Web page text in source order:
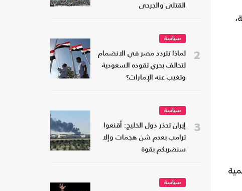
القتلى والجرحى
2
سياسة
لماذا تتردد مصر في الانضمام
لتحالف بحري تقوده السعودية
وتغيب عنه الإمارات؟
3
سياسة
إيران تحذر دول الخليج: أقنعوا
ترامب بعدم شن هجمات وإلا
سنضربكم بقوة
سياسة